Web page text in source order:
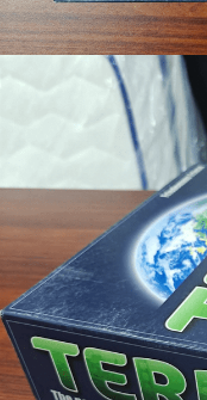
🌎 International
🎲 Board Game
📅 สินค้าอื่นๆ